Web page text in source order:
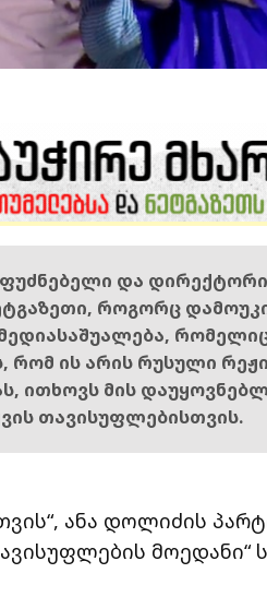
და
როგორც
რომ ის არის რუსული
ითხოვს მის
თავისუფლებისთვის.
ანა დოლიძის
მოედანი“